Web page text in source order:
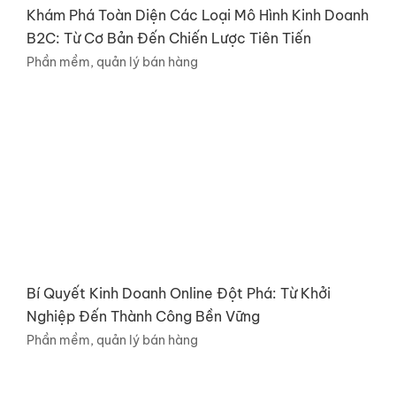
Khám Phá Toàn Diện Các Loại Mô Hình Kinh Doanh
B2C: Từ Cơ Bản Đến Chiến Lược Tiên Tiến
Phần mềm, quản lý bán hàng
Bí Quyết Kinh Doanh Online Đột Phá: Từ Khởi
Nghiệp Đến Thành Công Bền Vững
Phần mềm, quản lý bán hàng